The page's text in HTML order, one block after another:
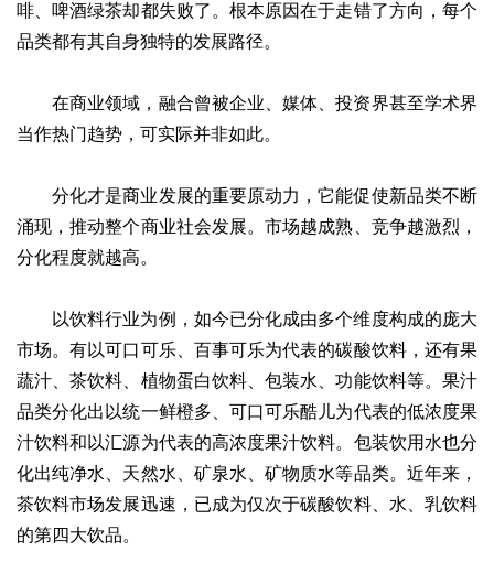
啡、啤酒绿茶却都失败了。根本原因在于走错了方向，每个
品类都有其自身独特的发展路径。
在商业领域，融合曾被企业、媒体、投资界甚至学术界
当作热门趋势，可实际并非如此。
分化才是商业发展的重要原动力，它能促使新品类不断
涌现，推动整个商业社会发展。市场越成熟、竞争越激烈，
分化程度就越高。
以饮料行业为例，如今已分化成由多个维度构成的庞大
市场。有以可口可乐、百事可乐为代表的碳酸饮料，还有果
蔬汁、茶饮料、植物蛋白饮料、包装水、功能饮料等。果汁
品类分化出以统一鲜橙多、可口可乐酷儿为代表的低浓度果
汁饮料和以汇源为代表的高浓度果汁饮料。包装饮用水也分
化出纯净水、天然水、矿泉水、矿物质水等品类。近年来，
茶饮料市场发展迅速，已成为仅次于碳酸饮料、水、乳饮料
的第四大饮品。